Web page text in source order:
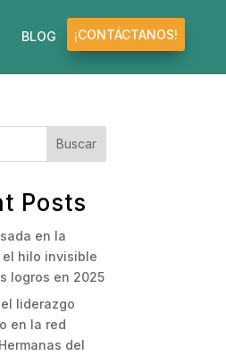
BLOG ¡CONTÁCTANOS!
Buscar
Posts
en la
hilo invisible
logros en 2025
liderazgo
en la red
del